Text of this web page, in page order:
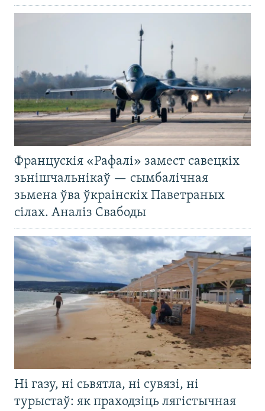
Францускія «Рафалі» замест савецкіх
зьнішчальнікаў — сымбалічная
зьмена ўва ўкраінскіх Паветраных
сілах. Аналіз Свабоды
Ні газу, ні сьвятла, ні сувязі, ні
турыстаў: як праходзіць лягістычная